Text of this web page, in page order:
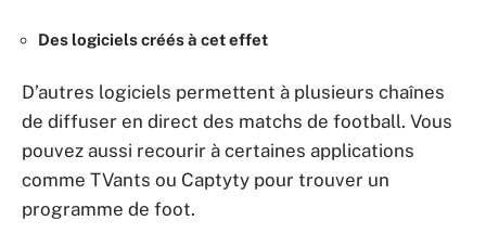
Des logiciels créés à cet effet
D’autres logiciels permettent à plusieurs chaînes
de diffuser en direct des matchs de football. Vous
pouvez aussi recourir à certaines applications
comme TVants ou Captyty pour trouver un
programme de foot.